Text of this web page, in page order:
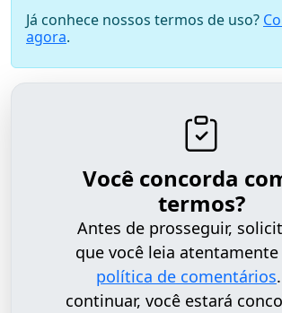
Já conhece nossos termos de uso?
agora.
Você concorda
termos?
Antes de prosseguir,
que você leia atentamente
política de comentários
continuar, você estará